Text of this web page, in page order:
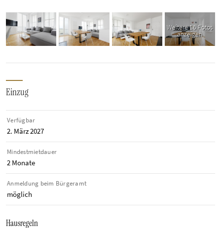
Weitere 16 Fotos
anzeigen
Einzug
Verfügbar
2. März 2027
Mindestmietdauer
2 Monate
Anmeldung beim Bürgeramt
möglich
Hausregeln